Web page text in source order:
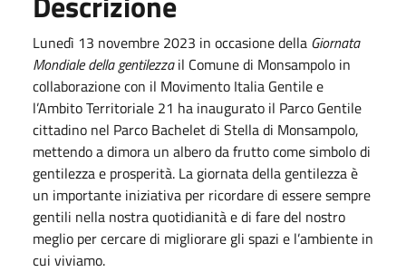
Lunedì 13 novembre 2023 in occasione della Giornata
Mondiale della gentilezzail Comune di Monsampolo in
collaborazione con il Movimento Italia Gentile e
l’Ambito Territoriale 21 ha inaugurato il Parco Gentile
cittadino nel Parco Bachelet di Stella di Monsampolo,
mettendo a dimora un albero da frutto come simbolo di
gentilezza e prosperità. La giornata della gentilezza è
un importante iniziativa per ricordare di essere sempre
gentili nella nostra quotidianità e di fare del nostro
meglio per cercare di migliorare gli spazi e l’ambiente in
cui viviamo.